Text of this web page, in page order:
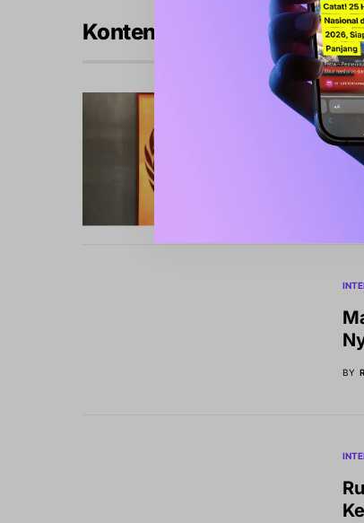
Konten Internasional
BY